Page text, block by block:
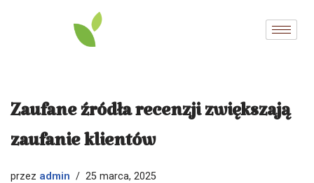
Zaufane źródła recenzji zwiększają
zaufanie klientów
przez admin 25 marca, 2025